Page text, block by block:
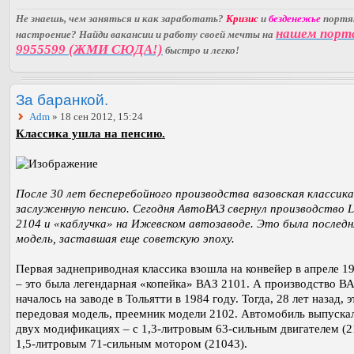
Не знаешь, чем заняться и как заработать? Кризис и безденежье
настроение? Найди вакансии и работу своей мечты на нашем
9955599 (ЖМИ СЮДА!) быстро и легко!
За баранкой.
Adm » 18 сен 2012, 15:24
Классика ушла на пенсию.
После 30 лет бесперебойного производства вазовская
заслуженную пенсию. Сегодня АвтоВАЗ свернул производство
2104 и «каблучка» на Ижевском автозаводе. Это была
модель, заставшая еще советскую эпоху.
Первая заднеприводная классика взошла на конвейер в апреле
– это была легендарная «копейка» ВАЗ 2101. А производство
началось на заводе в Тольятти в 1984 году. Тогда, 28 лет назад,
передовая модель, преемник модели 2102. Автомобиль
двух модификациях – с 1,3-литровым 63-сильным двигателем
1,5-литровым 71-сильным мотором (21043).